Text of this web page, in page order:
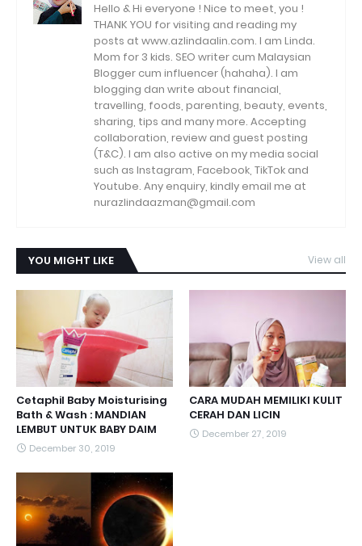
Hello & Hi everyone ! Nice to meet, you !
THANK YOU for visiting and reading my
posts at www.azlindaalin.com. I am Linda.
Mom for 3 kids. SEO writer cum Malaysian
Blogger cum influencer (hahaha). I am
blogging dan write about financial,
travelling, foods, parenting, beauty, events,
sharing, tips and many more. Accepting
collaboration, review and guest posting
(T&C). I am also active on my media social
such as Instagram, Facebook, TikTok and
Youtube. Any enquiry, kindly email me at
nurazlindaazman@gmail.com
YOU MIGHT LIKE View all
Cetaphil Baby Moisturising
Bath & Wash : MANDIAN
LEMBUT UNTUK BABY DAIM
December 30, 2019
CARA MUDAH MEMILIKI KULIT
CERAH DAN LICIN
December 27, 2019